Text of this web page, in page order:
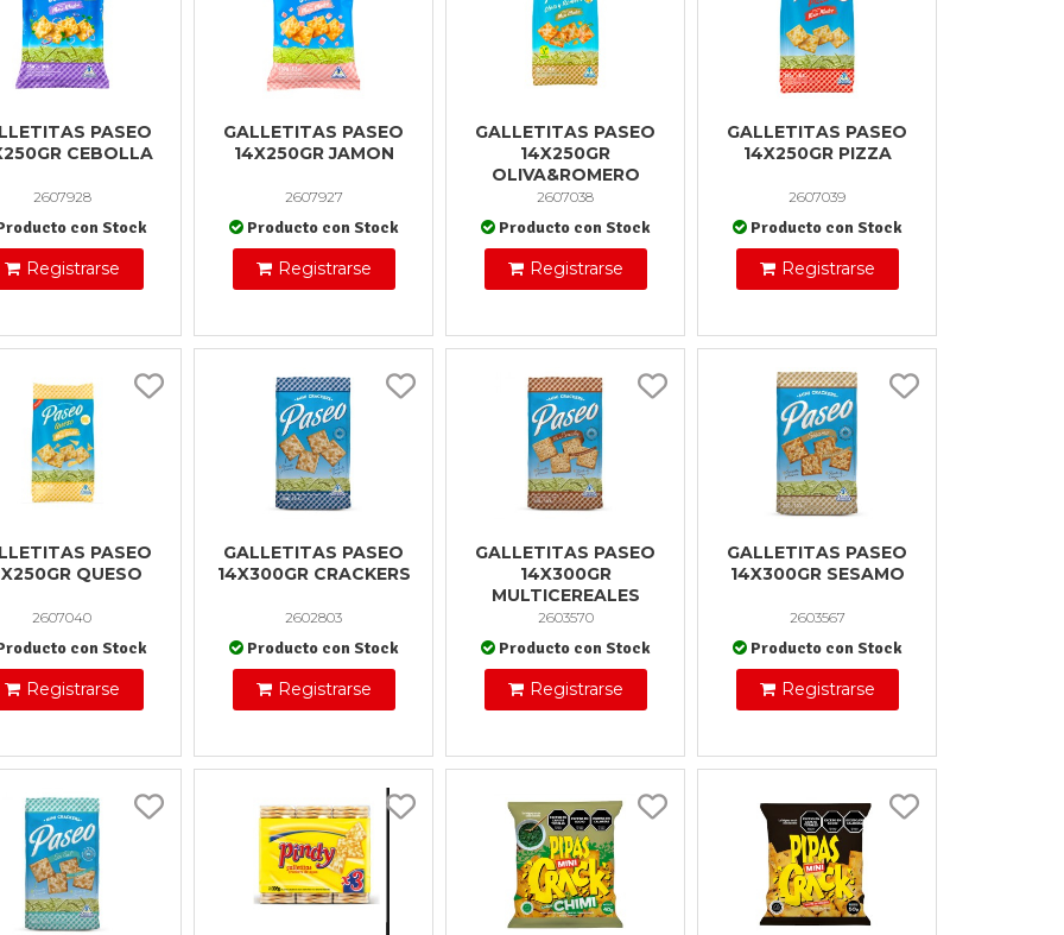
PASEO
CEBOLLA
2607928
con Stock
Registrarse
GALLETITAS PASEO
14X250GR JAMON
2607927
Producto con Stock
Registrarse
GALLETITAS PASEO
14X250GR
OLIVA&ROMERO
2607038
Producto con Stock
Registrarse
GALLETITAS PASEO
14X250GR PIZZA
2607039
Producto con Stock
Registrarse
PASEO
QUESO
2607040
con Stock
Registrarse
GALLETITAS PASEO
14X300GR CRACKERS
2602803
Producto con Stock
Registrarse
GALLETITAS PASEO
14X300GR
MULTICEREALES
2603570
Producto con Stock
Registrarse
GALLETITAS PASEO
14X300GR SESAMO
2603567
Producto con Stock
Registrarse